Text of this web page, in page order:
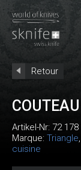
Retour
Artikel-Nr: 72
Marque: Triangle
cuisine